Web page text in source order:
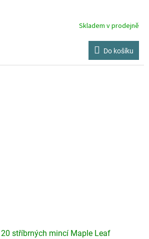
Skladem v prodejně
Do košíku
20 stříbrných mincí Maple Leaf